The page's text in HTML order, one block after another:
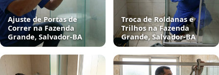
Ajuste de Portas de
Correr na Fazenda
Grande, Salvador‑BA
Troca de Roldanas e
Trilhos na Fazenda
Grande, Salvador‑BA